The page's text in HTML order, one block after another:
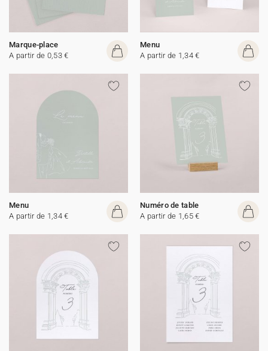
Marque-place
A partir de 0,53 €
Menu
A partir de 1,34 €
Menu
A partir de 1,34 €
Numéro de table
A partir de 1,65 €